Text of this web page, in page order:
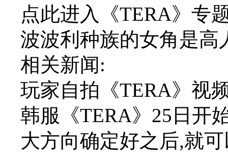
点此进入《TERA》专
波波利种族的女角是高
相关新闻:
玩家自拍《TERA》视
韩服《TERA》25日开
大方向确定好之后,就